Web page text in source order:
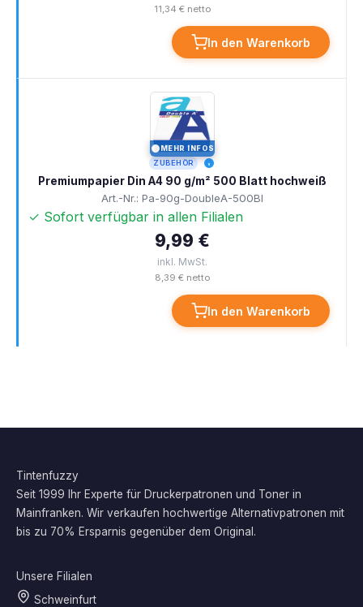
11,34 € netto
In den Warenkorb
MEHR INFOS
ZUBEHÖR
Premiumpapier Din A4 90 g/m² 500 Blatt hochweiß
Art.-Nr.: Pa-90g-DoubleA-500Bl
✓ Sofort verfügbar in allen Filialen
9,99 €
inkl. MwSt.
8,39 € netto
In den Warenkorb
Tintenfuzzy
Seit 1999 Ihr Experte für Druckerpatronen und Toner in
Mainfranken. Wir verkaufen hochwertige Alternativpatronen mit
bis zu 70% Ersparnis gegenüber dem Original.
Unsere Filialen
Schweinfurt